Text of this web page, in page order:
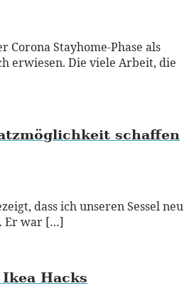
Corona Stayhome-Phase als
erwiesen. Die viele Arbeit, die
schaffen
dass ich unseren Sessel neu
Er war […]
Hacks